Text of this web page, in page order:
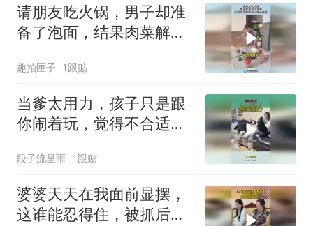
请朋友吃火锅，男子却准
备了泡面，结果肉菜解释
趣拍匣子 1跟贴
当爹太用力，孩子只是跟
你闹着玩，觉得不合适就
段子流星雨 1跟贴
婆婆天天在我面前显摆，
这谁能忍得住，被抓后没